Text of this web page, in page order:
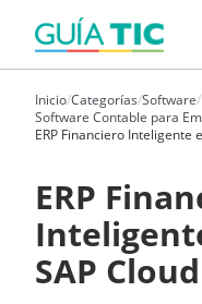
Inicio/Categorías/Software/
Software Contable para
ERP Financiero Inteligente
ERP
SAP